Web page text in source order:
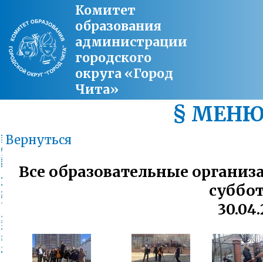
Комитет
образования
администрации
городского
округа «Город
Чита»
§
Вернуться
Все образовательные